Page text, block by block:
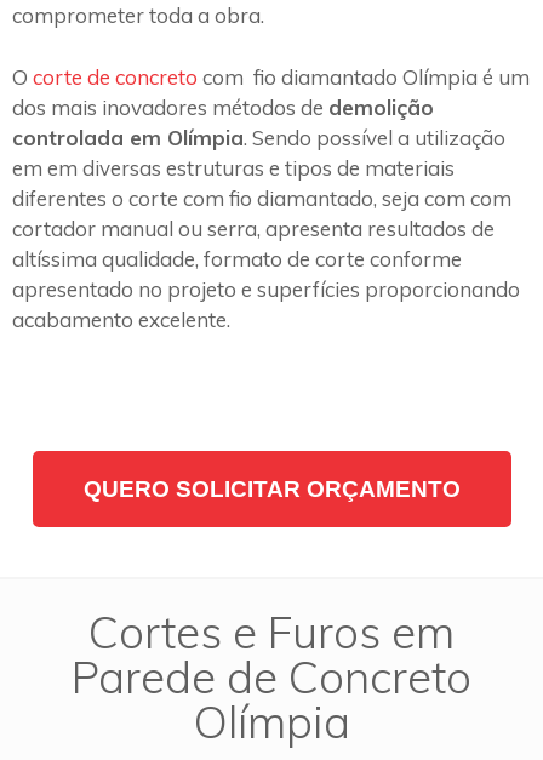
comprometer toda a obra.
O corte de concreto com fio diamantado Olímpia é um
dos mais inovadores métodos de demolição
controlada em Olímpia. Sendo possível a utilização
em em diversas estruturas e tipos de materiais
diferentes o corte com fio diamantado, seja com com
cortador manual ou serra, apresenta resultados de
altíssima qualidade, formato de corte conforme
apresentado no projeto e superfícies proporcionando
acabamento excelente.
QUERO SOLICITAR ORÇAMENTO
Cortes e Furos em
Parede de Concreto
Olímpia